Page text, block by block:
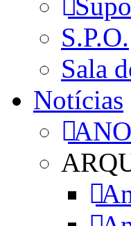
S.P.O.
Sala
Notícias